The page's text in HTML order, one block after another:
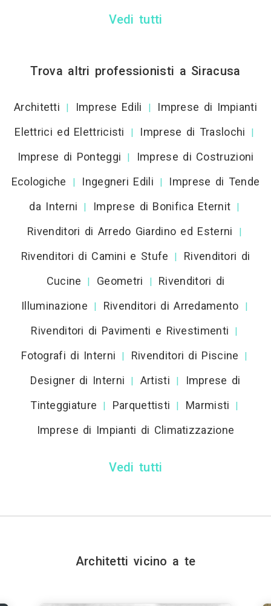
Vedi tutti
Trova altri professionisti a Siracusa
Architetti | Imprese Edili |
Imprese di Impianti
Elettrici ed Elettricisti
| Imprese di Traslochi |
Imprese di Ponteggi |
Imprese di Costruzioni
Ecologiche
| Ingegneri Edili |
Imprese di Tende
da Interni
| Imprese di Bonifica Eternit |
Rivenditori di Arredo Giardino ed Esterni |
Rivenditori di Camini e Stufe |
Rivenditori di
Cucine
| Geometri |
Rivenditori di
Illuminazione
| Rivenditori di Arredamento |
Rivenditori di Pavimenti e Rivestimenti |
Fotografi di Interni | Rivenditori di Piscine |
Designer di Interni | Artisti |
Imprese di
Tinteggiature
| Parquettisti | Marmisti |
Imprese di Impianti di Climatizzazione
Vedi tutti
Architetti vicino a te